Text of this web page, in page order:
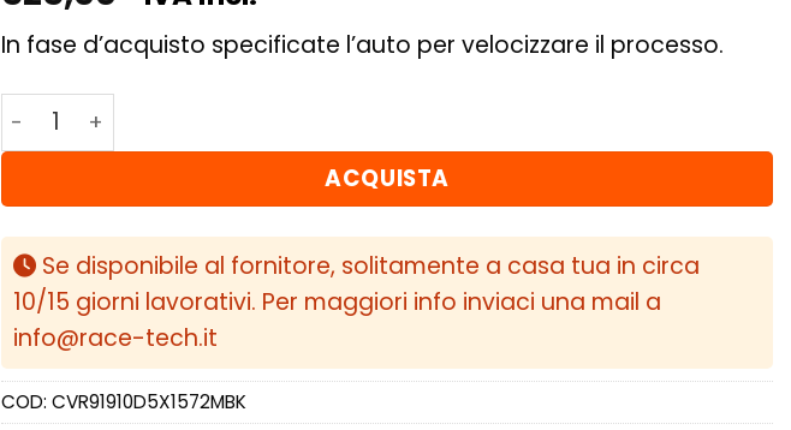
In fase d’acquisto specificate l’auto per velocizzare il processo.
Concaver CVR9 19x10 ET15-44 BLANK Matt Black quantità
ACQUISTA
Se disponibile al fornitore, solitamente a casa tua in circa
10/15 giorni lavorativi. Per maggiori info inviaci una mail a
info@race-tech.it
COD: CVR91910D5X1572MBK